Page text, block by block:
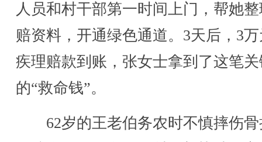
人员和村干部第一时间上门，帮她
赔资料，开通绿色通道。3天后，3
疾理赔款到账，张女士拿到了这笔
的“救命钱”。
62岁的王老伯务农时不慎摔伤骨